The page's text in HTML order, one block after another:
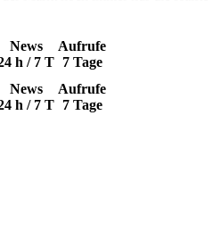
News
h / 7 T
Aufrufe
7 Tage
News
h / 7 T
Aufrufe
7 Tage